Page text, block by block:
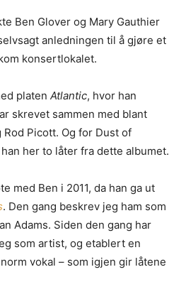
Ben Glover og Mary Gauthier
anledningen til å gjøre et
konsertlokalet.
platen Atlantic, hvor han
skrevet sammen med blant
Picott. Og for Dust of
her to låter fra dette albumet.
med Ben i 2011, da han ga ut
. Den gang beskrev jeg ham som
Adams. Siden den gang har
som artist, og etablert en
vokal – som igjen gir låtene